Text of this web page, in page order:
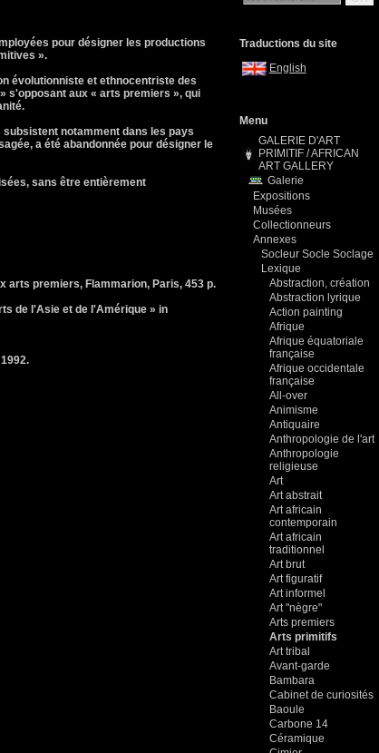
pour désigner les productions
».
évolutionniste et ethnocentriste des
s'opposant aux « arts premiers », qui
notamment dans les pays
a été abandonnée pour désigner le
sans être entièrement
arts premiers, Flammarion, Paris, 453 p.
de l'Asie et de l'Amérique » in
Traductions du site
English
Menu
GALERIE D'ART
PRIMITIF / AFRICAN
ART GALLERY
Galerie
Expositions
Musées
Collectionneurs
Annexes
Socleur Socle Soclage
Lexique
Abstraction, création
Abstraction lyrique
Action painting
Afrique
Afrique équatoriale
française
Afrique occidentale
française
All-over
Animisme
Antiquaire
Anthropologie de l'art
Anthropologie
religieuse
Art
Art abstrait
Art africain
contemporain
Art africain
traditionnel
Art brut
Art figuratif
Art informel
Art "nègre"
Arts premiers
Arts primitifs
Art tribal
Avant-garde
Bambara
Cabinet de curiosités
Baoule
Carbone 14
Céramique